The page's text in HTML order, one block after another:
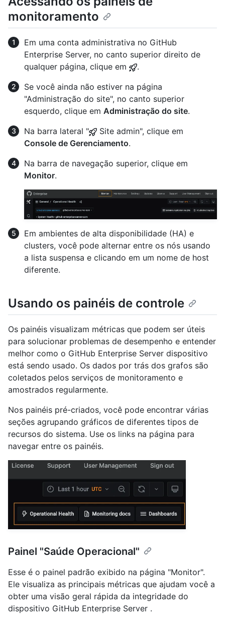
monitoramento
Em uma conta administrativa no GitHub
Enterprise Server, no canto superior direito de
qualquer página, clique em
.
Se você ainda não estiver na página
"Administração do site", no canto superior
esquerdo, clique em Administração do site.
Na barra lateral "
Site admin", clique em
Console de Gerenciamento.
Na barra de navegação superior, clique em
Monitor.
Em ambientes de alta disponibilidade (HA) e
clusters, você pode alternar entre os nós usando
a lista suspensa e clicando em um nome de host
diferente.
Usando os painéis de controle
Os painéis visualizam métricas que podem ser úteis
para solucionar problemas de desempenho e entender
melhor como o GitHub Enterprise Server dispositivo
está sendo usado. Os dados por trás dos grafos são
coletados pelos serviços de monitoramento e
amostrados regularmente.
Nos painéis pré-criados, você pode encontrar várias
seções agrupando gráficos de diferentes tipos de
recursos do sistema. Use os links na página para
navegar entre os painéis.
Painel "Saúde Operacional"
Esse é o painel padrão exibido na página "Monitor".
Ele visualiza as principais métricas que ajudam você a
obter uma visão geral rápida da integridade do
dispositivo GitHub Enterprise Server .